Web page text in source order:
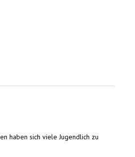
haben sich viele Jugendlich zu